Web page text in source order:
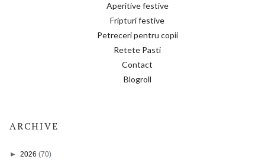
Aperitive festive
Fripturi festive
Petreceri pentru copii
Retete Pasti
Contact
Blogroll
ARCHIVE
► 2026 (70)